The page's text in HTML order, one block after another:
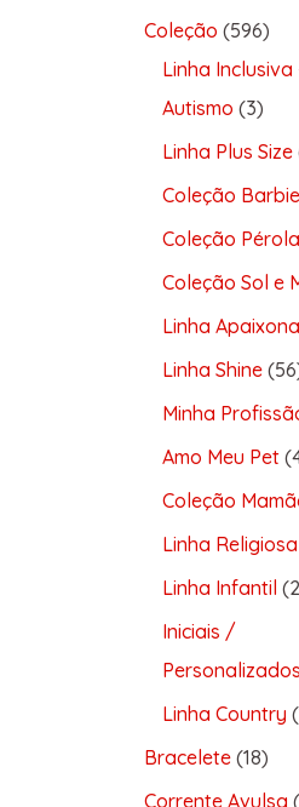
Coleção 596
Linha Inclusiva
Autismo 3
Linha Plus Size
Coleção
Coleção Pérola
Coleção Sol e
Linha
Linha Shine 56
Minha
Amo Meu Pet
Coleção
Linha Religiosa
Linha Infantil
Iniciais /
Personalizados
Linha Country
Bracelete 18
Corrente Avulsa